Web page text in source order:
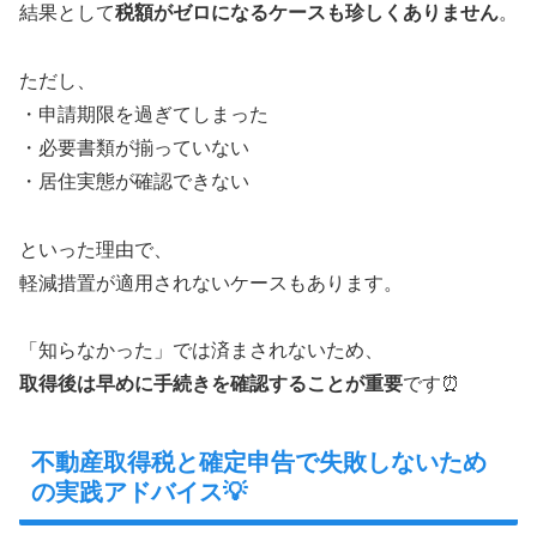
結果として税額がゼロになるケースも珍しくありません。
ただし、
・申請期限を過ぎてしまった
・必要書類が揃っていない
・居住実態が確認できない
といった理由で、
軽減措置が適用されないケースもあります。
「知らなかった」では済まされないため、
取得後は早めに手続きを確認することが重要です⏰
不動産取得税と確定申告で失敗しないため
の実践アドバイス💡